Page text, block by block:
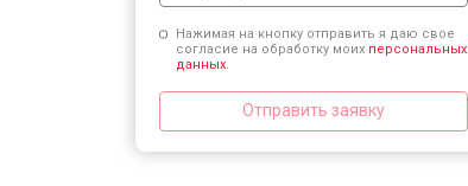
Нажимая на кнопку отправить я даю свое
согласие на обработку моих персональных
данных.
Отправить заявку